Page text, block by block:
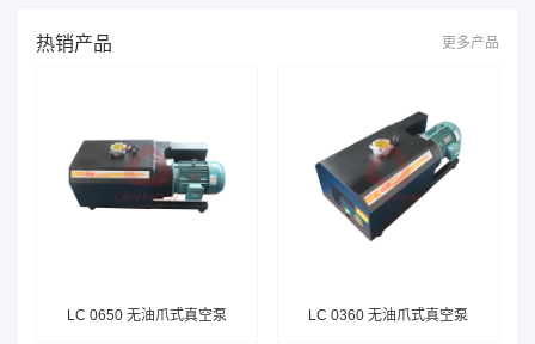
包括以下几点： 1. 设备本身的结构......
热销产品 更多产品
LC 0650 无油爪式真空泵 LC 0360 无油爪式真空泵